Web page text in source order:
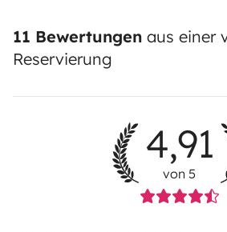
11 Bewertungen aus einer
Reservierung
4,91
von 5